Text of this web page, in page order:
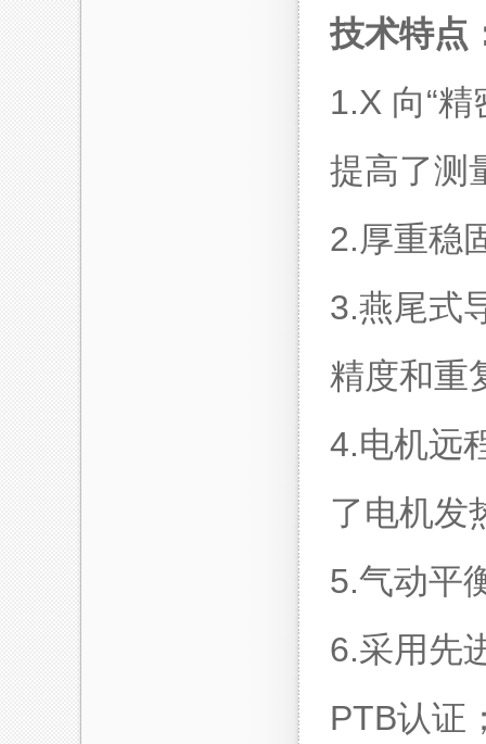
技术特点
1.X 向“
提高了测
2.厚重稳
3.燕尾式
精度和重
4.电机远
了电机发
5.气动平
6.采用先
PTB认证